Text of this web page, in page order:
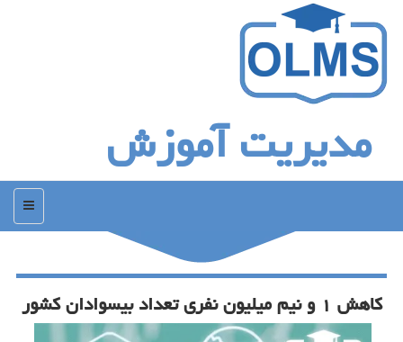
مدیریت آموزش
منو
كاهش ۱ و نیم میلیون نفری تعداد بیسوادان كشور